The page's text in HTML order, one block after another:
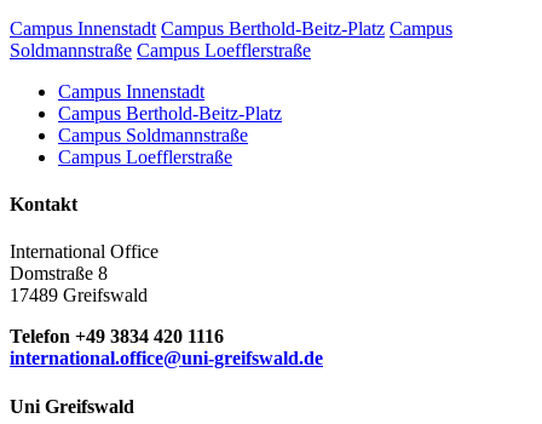
Campus Innenstadt Campus Berthold-Beitz-Platz Campus
Soldmannstraße Campus Loefflerstraße
Campus Innenstadt
Campus Berthold-Beitz-Platz
Campus Soldmannstraße
Campus Loefflerstraße
Kontakt
International Office
Domstraße 8
17489 Greifswald
Telefon +49 3834 420 1116
international.office@uni-greifswald.de
Uni Greifswald